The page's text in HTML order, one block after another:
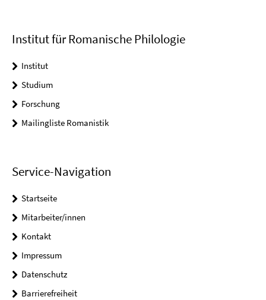
Institut für Romanische Philologie
Institut
Studium
Forschung
Mailingliste Romanistik
Service-Navigation
Startseite
Mitarbeiter/innen
Kontakt
Impressum
Datenschutz
Barrierefreiheit